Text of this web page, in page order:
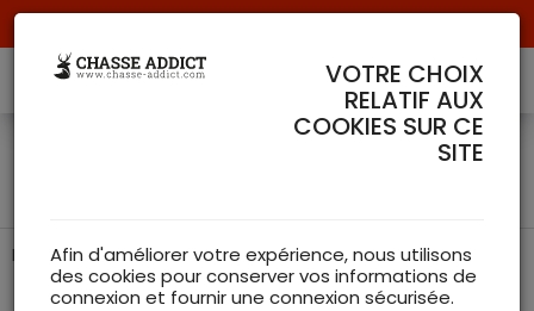
Pantalon léger Fjell Light HARKILA
VOTRE CHOIX
RELATIF AUX
COOKIES SUR CE
SITE
Afin d'améliorer votre expérience, nous utilisons
des cookies pour conserver vos informations de
connexion et fournir une connexion sécurisée.